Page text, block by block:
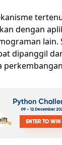
dengan
lain.
dipanggil